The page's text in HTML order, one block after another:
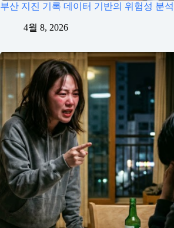
부산 지진 기록 데이터 기반의 위험성 분석
4월 8, 2026